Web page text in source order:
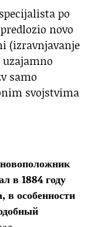
po
novo
(izravnjavanje
samo
svojstvima
в 1884 году
особенности